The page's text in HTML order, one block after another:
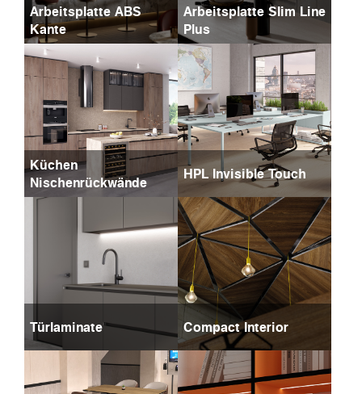
Arbeitsplatte ABS
Kante
Arbeitsplatte Slim Line
Plus
Küchen
Nischenrückwände
HPL Invisible Touch
Türlaminate Compact Interior